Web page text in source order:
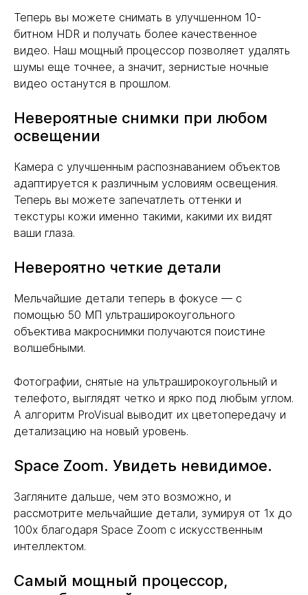
Теперь вы можете снимать в улучшенном 10-
битном HDR и получать более качественное
видео. Наш мощный процессор позволяет удалять
шумы еще точнее, а значит, зернистые ночные
видео останутся в прошлом.
Невероятные снимки при любом
освещении
Камера с улучшенным распознаванием объектов
адаптируется к различным условиям освещения.
Теперь вы можете запечатлеть оттенки и
текстуры кожи именно такими, какими их видят
ваши глаза.
Невероятно четкие детали
Мельчайшие детали теперь в фокусе — с
помощью 50 МП ультраширокоугольного
объектива макроснимки получаются поистине
волшебными.
Фотографии, снятые на ультраширокоугольный и
телефото, выглядят четко и ярко под любым углом.
А алгоритм ProVisual выводит их цветопередачу и
детализацию на новый уровень.
Space Zoom. Увидеть невидимое.
Загляните дальше, чем это возможно, и
рассмотрите мельчайшие детали, зумируя от 1x до
100x благодаря Space Zoom с искусственным
интеллектом.
Самый мощный процессор,